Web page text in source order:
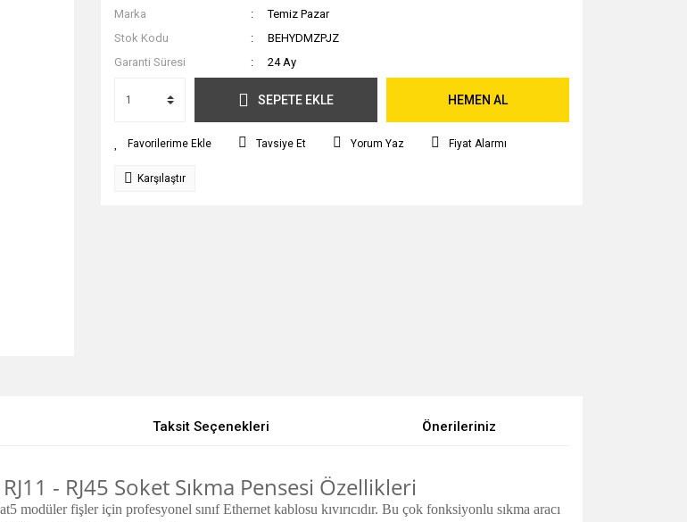
Marka
Temiz Pazar
Stok Kodu
BEHYDMZPJZ
Garanti Süresi
24 Ay
SEPETE EKLE HEMEN AL
Tavsiye Et Yorum Yaz Fiyat Alarmı
Karşılaştır
Taksit Seçenekleri Önerileriniz
- RJ45 Soket Sıkma Pensesi Özellikleri
modüler fişler için profesyonel sınıf Ethernet kablosu kıvırıcıdır. Bu çok fonksiyonlu sıkma aracı